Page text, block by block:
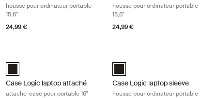
housse pour ordinateur portable
15,6"
24,99 €
housse pour ordinateur portable
15,6"
24,99 €
Case Logic 16" Laptop Attaché Noir (selected)
Case Logic laptop attaché
attaché-case pour portable 16"
Case Logic 13.3" laptop sleeve
Case Logic laptop sleeve
housse pour ordinateur portable